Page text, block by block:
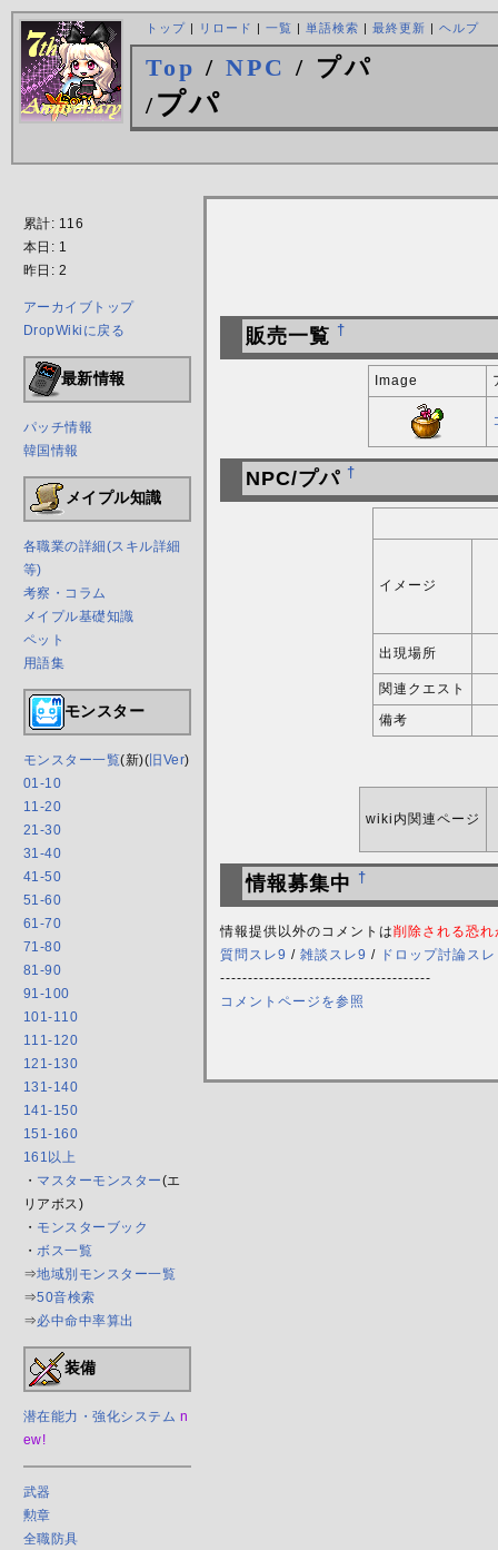
トップ| リロード | 一覧 | 単語検索 | 最終更新 | ヘルプ
Top / NPC / プパ
/プパ
累計: 116
本日: 1
昨日: 2
アーカイブトップ
DropWikiに戻る
最新情報
パッチ情報
韓国情報
メイプル知識
各職業の詳細(スキル詳細
等)
考察・コラム
メイプル基礎知識
ペット
用語集
モンスター
モンスター一覧(新)( 旧Ver)
01-10
11-20
21-30
31-40
41-50
51-60
61-70
71-80
81-90
91-100
101-110
111-120
121-130
131-140
141-150
151-160
161以上
・ マスターモンスター(エ
リアボス)
・ モンスターブック
・ ボス一覧
⇒地域別モンスター一覧
⇒50音検索
⇒必中命中率算出
装備
潜在能力・強化システム n
ew!
武器
勲章
全職防具
販売一覧 †
Image
NPC/プパ †
イメージ
出現場所
関連クエスト
備考
wiki内関連ページ
情報募集中 †
情報提供以外のコメントは削除される恐
質問スレ9 / 雑談スレ9 / ドロップ討論スレ
--------------------------------------
コメントページを参照